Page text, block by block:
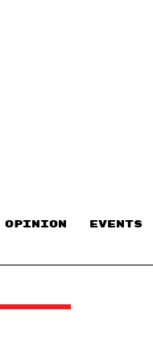
OPINION EVENTS